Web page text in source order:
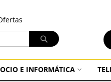
contenido
Buscar
OCIO E INFORMÁTICA